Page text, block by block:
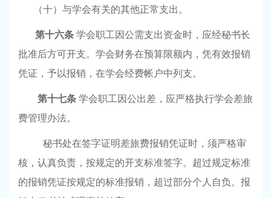
（十）与学会有关的其他正常支出。
第十六条 学会职工因公需支出资金时，应经秘书长
批准后方可开支。学会财务在预算限额内，凭有效报销
凭证，予以报销，在学会经费帐户中列支。
第十七条 学会职工因公出差，应严格执行学会差旅
费管理办法。
秘书处在签字证明差旅费报销凭证时，须严格审
核，认真负责，按规定的开支标准签字。超过规定标准
的报销凭证按规定的标准报销，超过部分个人自负。报